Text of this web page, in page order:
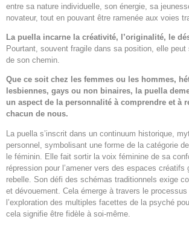
entre sa nature individuelle, son énergie, sa
novateur, tout en pouvant être ramenée aux voies
La puella incarne la créativité, l’originalité, le
Pourtant, souvent fragile dans sa position, elle peut
de son chemin.
Que ce soit chez les femmes ou les hommes,
lesbiennes, gays ou non binaires, la puella
un aspect de la personnalité à comprendre et à
chacun de nous.
La puella s’inscrit dans un continuum historique,
personnel, symbolisant une forme de la catégorie
le féminin. Elle fait sortir la voix féminine de sa
répression pour l’amener vers des espaces créatifs
rebelle. Son défi des schémas traditionnels exige
et dévouement. Cela émerge à travers le processus
l’exploration des multiples facettes de la psyché
cela signifie être fidèle à soi-même.